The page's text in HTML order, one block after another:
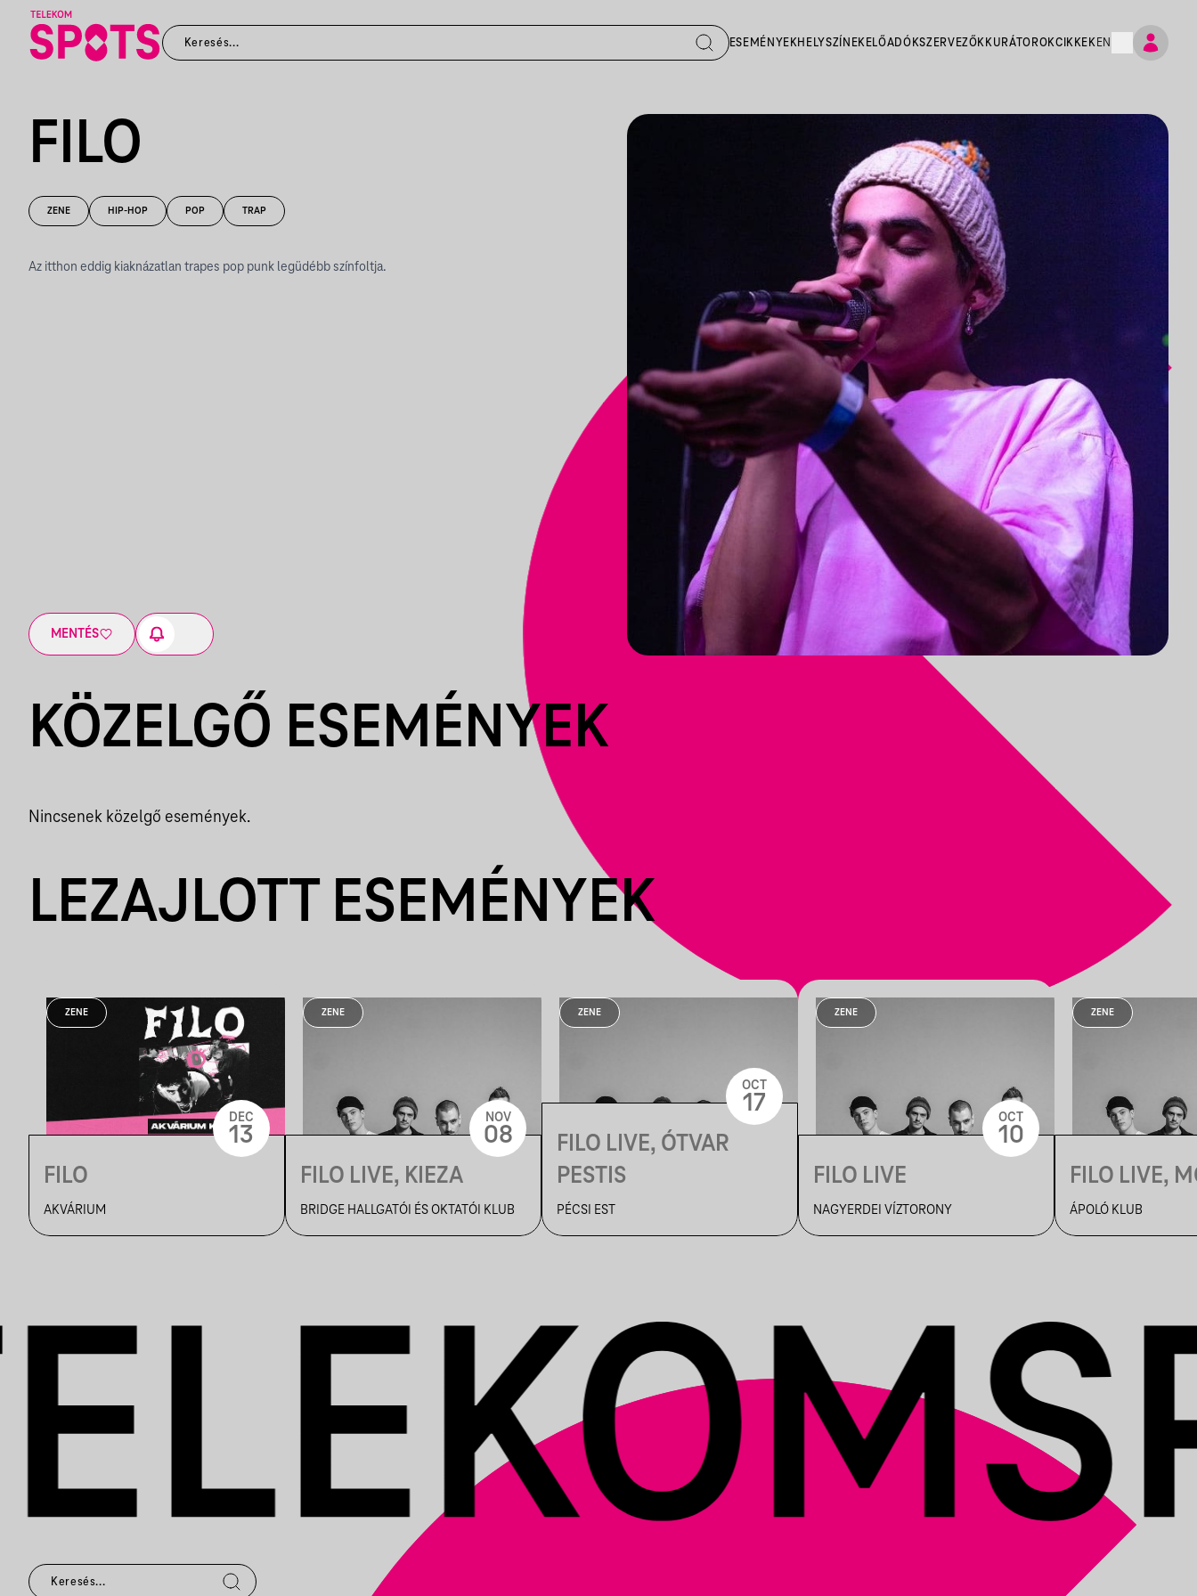
ESEMÉNYEKHELYSZÍNEK ELŐADÓKSZERVEZŐK KURÁTOROKCIKKEK EN
FILO
ZENE HIP-HOP POP TRAP
Az itthon eddig kiaknázatlan trapes pop punk legüdébb színfoltja.
MENTÉS
KÖZELGŐ ESEMÉNYEK
Nincsenek közelgő események.
LEZAJLOTT ESEMÉNYEK
ZENE
FILO
AKVÁRIUM
DEC
13
ZENE
FILO LIVE, KIEZA
BRIDGE HALLGATÓI ÉS OKTATÓI KLUB
NOV
08
ZENE
FILO LIVE, ÓTVAR
PESTIS
PÉCSI EST
OCT
17
ZENE
FILO LIVE
NAGYERDEI VÍZTORONY
OCT
10
ZENE
FILO LIVE,
ÁPOLÓ KLUB